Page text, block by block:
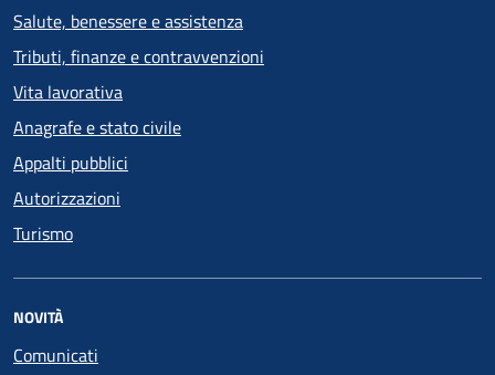
Salute, benessere e assistenza
Tributi, finanze e contravvenzioni
Vita lavorativa
Anagrafe e stato civile
Appalti pubblici
Autorizzazioni
Turismo
NOVITÀ
Comunicati